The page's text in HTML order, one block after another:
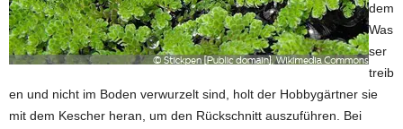
dem
Was
ser
treib
en und nicht im Boden verwurzelt sind, holt der Hobbygärtner sie
mit dem Kescher heran, um den Rückschnitt auszuführen. Bei